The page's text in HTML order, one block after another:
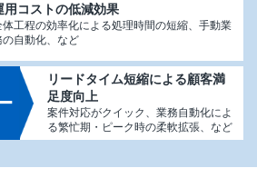
用コストの低減効果
体工程の効率化による処理時間の短縮、手動業
の自動化、など
リードタイム短縮による顧客満
足度向上
案件対応がクイック、業務自動化によ
る繁忙期・ピーク時の柔軟拡張、など